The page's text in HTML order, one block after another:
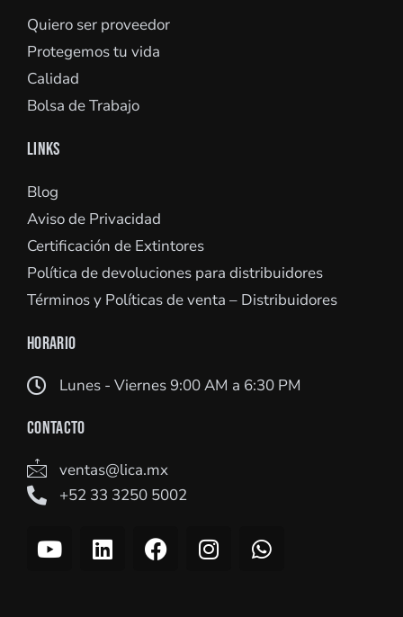
Quiero ser proveedor
Protegemos tu vida
Calidad
Bolsa de Trabajo
LINKS
Blog
Aviso de Privacidad
Certificación de Extintores
Política de devoluciones para distribuidores
Términos y Políticas de venta – Distribuidores
HORARIO
Lunes - Viernes 9:00 AM a 6:30 PM
CONTACTO
ventas@lica.mx
+52 33 3250 5002
Y
o
L
i
F
a
I
n
W
h